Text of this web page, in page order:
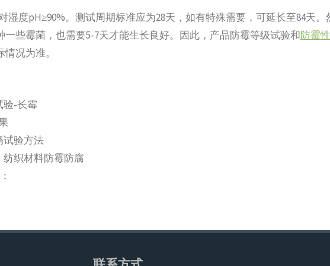
湿度pH≥90%。测试周期标准应为28天，如有特殊需要，可延长至84天。
些霉菌，也需要5-7天才能生长良好。因此，产品防霉等级试验和防霉性
况为准。
验-长霉
试验方法
纺织材料防霉防腐